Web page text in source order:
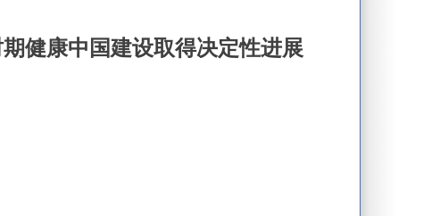
健康中国建设取得决定性进展